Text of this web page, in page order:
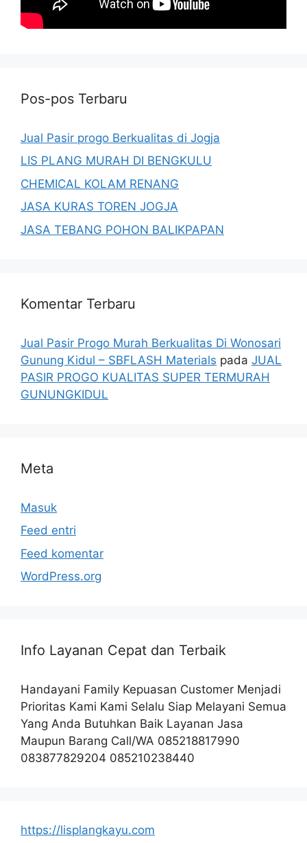
Pos-pos Terbaru
Jual Pasir progo Berkualitas di Jogja
LIS PLANG MURAH DI BENGKULU
CHEMICAL KOLAM RENANG
JASA KURAS TOREN JOGJA
JASA TEBANG POHON BALIKPAPAN
Komentar Terbaru
Jual Pasir Progo Murah Berkualitas Di Wonosari
Gunung Kidul – SBFLASH Materials pada JUAL
PASIR PROGO KUALITAS SUPER TERMURAH
GUNUNGKIDUL
Meta
Masuk
Feed entri
Feed komentar
WordPress.org
Info Layanan Cepat dan Terbaik
Handayani Family Kepuasan Customer Menjadi
Prioritas Kami Kami Selalu Siap Melayani Semua
Yang Anda Butuhkan Baik Layanan Jasa
Maupun Barang Call/WA 085218817990
083877829204 085210238440
https://lisplangkayu.com